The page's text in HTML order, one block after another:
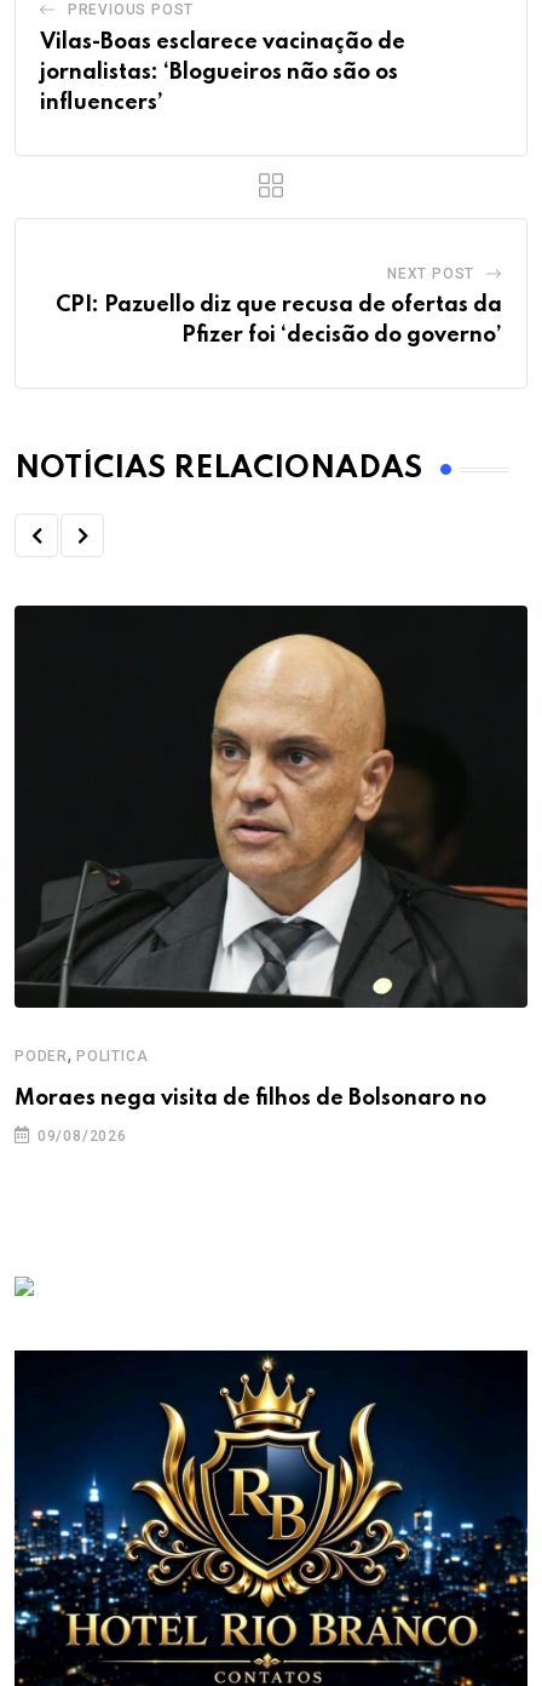
PREVIOUS POST
Vilas-Boas esclarece vacinação de
jornalistas: ‘Blogueiros não são os
influencers’
NEXT POST
CPI: Pazuello diz que recusa de ofertas da
Pfizer foi ‘decisão do governo’
NOTÍCIAS RELACIONADAS
PODER, POLITICA
Moraes nega visita de filhos de Bolsonaro no
09/08/2026